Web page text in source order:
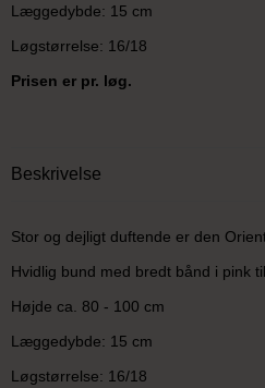
Læggedybde: 15 cm
Løgstørrelse: 16/18
Prisen er pr. løg.
Beskrivelse
Stor og dejligt duftende er den
Hvidlig bund med bredt bånd i pink
Højde ca. 80 - 100 cm
Læggedybde: 15 cm
Løgstørrelse: 16/18